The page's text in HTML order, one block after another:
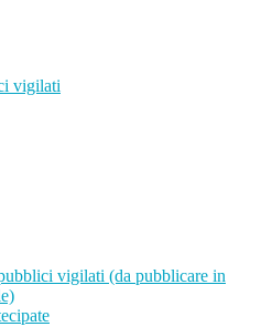
vigilati
vigilati (da pubblicare in